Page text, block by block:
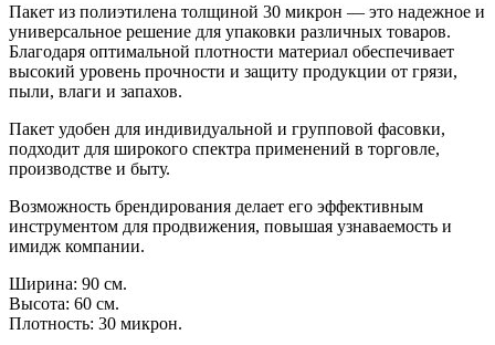
Пакет из полиэтилена толщиной 30 микрон — это надежное и
универсальное решение для упаковки различных товаров.
Благодаря оптимальной плотности материал обеспечивает
высокий уровень прочности и защиту продукции от грязи,
пыли, влаги и запахов.
Пакет удобен для индивидуальной и групповой фасовки,
подходит для широкого спектра применений в торговле,
производстве и быту.
Возможность брендирования делает его эффективным
инструментом для продвижения, повышая узнаваемость и
имидж компании.
Ширина: 90 см.
Высота: 60 см.
Плотность: 30 микрон.